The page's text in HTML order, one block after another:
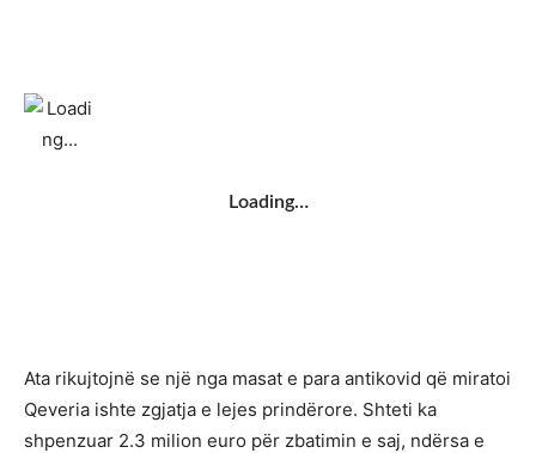
Loading…
Ata rikujtojnë se një nga masat e para antikovid që miratoi
Qeveria ishte zgjatja e lejes prindërore. Shteti ka
shpenzuar 2.3 milion euro për zbatimin e saj, ndërsa e